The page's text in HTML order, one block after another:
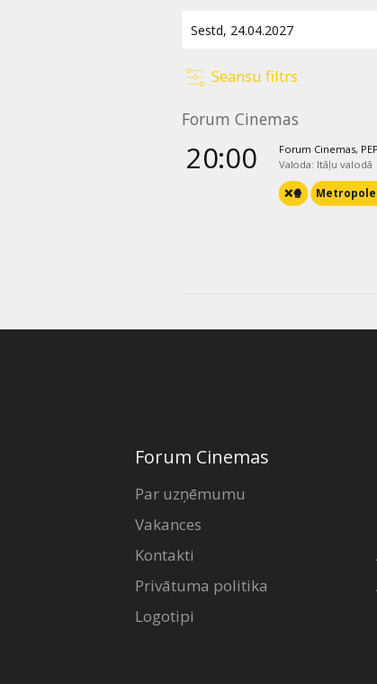
Seansu filtrs
Forum Cinemas
20:00
Forum Cinemas,
Valoda: Itāļu valodā
❌🍿
Forum Cinemas
Par uzņēmumu
Vakances
Kontakti
Privātuma politika
Logotipi